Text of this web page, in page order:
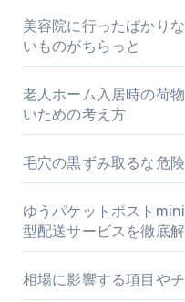
美容院に行ったばかり
いものがちらっと
老人ホーム入居時の荷
いための考え方
毛穴の黒ずみ取るな危
ゆうパケットポスト
型配送サービスを徹底解
相場に影響する項目や